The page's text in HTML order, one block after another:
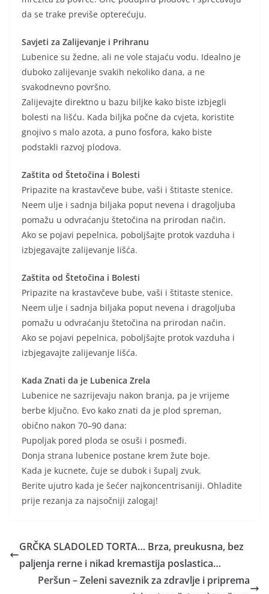
da se trake previše opterećuju.
Savjeti za Zalijevanje i Prihranu
Lubenice su žedne, ali ne vole stajaću vodu. Idealno je
duboko zalijevanje svakih nekoliko dana, a ne
svakodnevno površno.
Zalijevajte direktno u bazu biljke kako biste izbjegli
bolesti na lišću. Kada biljka počne da cvjeta, koristite
gnojivo s malo azota, a puno fosfora, kako biste
podstakli razvoj plodova.
Zaštita od Štetočina i Bolesti
Pripazite na krastavčeve bube, vaši i štitaste stenice.
Neem ulje i sadnja biljaka poput nevena i dragoljuba
pomažu u odvraćanju štetočina na prirodan način.
Ako se pojavi pepelnica, poboljšajte protok vazduha i
izbjegavajte zalijevanje lišća.
Zaštita od Štetočina i Bolesti
Pripazite na krastavčeve bube, vaši i štitaste stenice.
Neem ulje i sadnja biljaka poput nevena i dragoljuba
pomažu u odvraćanju štetočina na prirodan način.
Ako se pojavi pepelnica, poboljšajte protok vazduha i
izbjegavajte zalijevanje lišća.
Kada Znati da je Lubenica Zrela
Lubenice ne sazrijevaju nakon branja, pa je vrijeme
berbe ključno. Evo kako znati da je plod spreman,
obično nakon 70–90 dana:
Pupoljak pored ploda se osuši i posmeđi.
Donja strana lubenice postane krem žute boje.
Kada je kucnete, čuje se dubok i šupalj zvuk.
Berite ujutro kada je šećer najkoncentrisaniji. Ohladite
prije rezanja za najsočniji zalogaj!
GRČKA SLADOLED TORTA… Brza, preukusna, bez
paljenja rerne i nikad kremastija poslastica…
Peršun – Zeleni saveznik za zdravlje i priprema